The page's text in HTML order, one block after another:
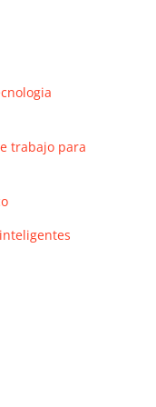
trabajo para